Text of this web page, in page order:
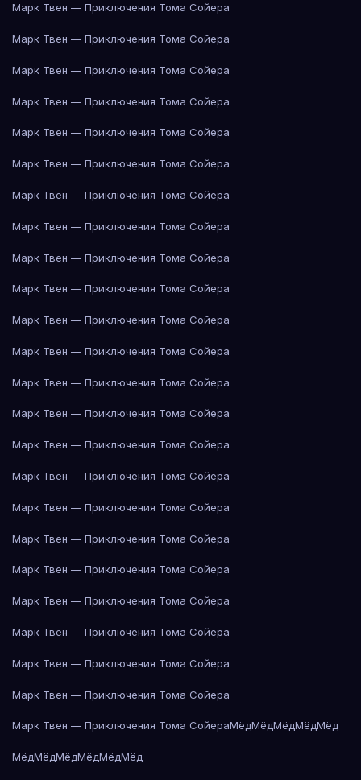
Марк Твен — Приключения Тома Сойера
Марк Твен — Приключения Тома Сойера
Марк Твен — Приключения Тома Сойера
Марк Твен — Приключения Тома Сойера
Марк Твен — Приключения Тома Сойера
Марк Твен — Приключения Тома Сойера
Марк Твен — Приключения Тома Сойера
Марк Твен — Приключения Тома Сойера
Марк Твен — Приключения Тома Сойера
Марк Твен — Приключения Тома Сойера
Марк Твен — Приключения Тома Сойера
Марк Твен — Приключения Тома Сойера
Марк Твен — Приключения Тома Сойера
Марк Твен — Приключения Тома Сойера
Марк Твен — Приключения Тома Сойера
Марк Твен — Приключения Тома Сойера
Марк Твен — Приключения Тома Сойера
Марк Твен — Приключения Тома Сойера
Марк Твен — Приключения Тома Сойера
Марк Твен — Приключения Тома Сойера
Марк Твен — Приключения Тома Сойера
Марк Твен — Приключения Тома Сойера
Марк Твен — Приключения Тома Сойера
Марк Твен — Приключения Тома СойераМёдМёдМёдМёдМёд
МёдМёдМёдМёдМёдМёд